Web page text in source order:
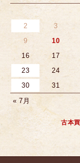
2
3
9
10
16
17
23
24
30
31
« 7月
古本